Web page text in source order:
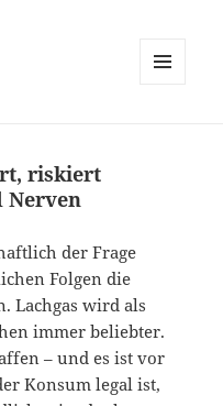
riskiert
Nerven
der Frage
Folgen die
Lachgas wird als
immer beliebter.
– und es ist vor
Konsum legal ist,